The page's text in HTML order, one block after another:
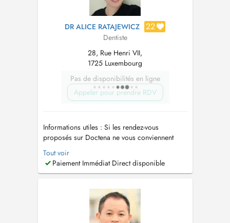
DR ALICE RATAJEWICZ 22
Dentiste
28, Rue Henri VII,
1725 Luxembourg
Pas de disponibilités en ligne
Appeler pour prendre RDV
Informations utiles : Si les rendez-vous
proposés sur Doctena ne vous conviennent
pas, ou en cas d'urgence dentaire ou pour tout
autre renseignement, n'hésitez pas à nous
contacter au 26 26 24 22. Un stationnement est
L'accès est également possibl...
Tout voir
Paiement Immédiat Direct disponible